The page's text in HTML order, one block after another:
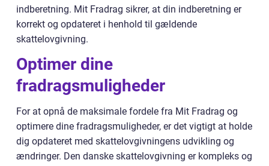
indberetning. Mit Fradrag sikrer, at din indberetning er
korrekt og opdateret i henhold til gældende
skattelovgivning.
Optimer dine
fradragsmuligheder
For at opnå de maksimale fordele fra Mit Fradrag og
optimere dine fradragsmuligheder, er det vigtigt at holde
dig opdateret med skattelovgivningens udvikling og
ændringer. Den danske skattelovgivning er kompleks og